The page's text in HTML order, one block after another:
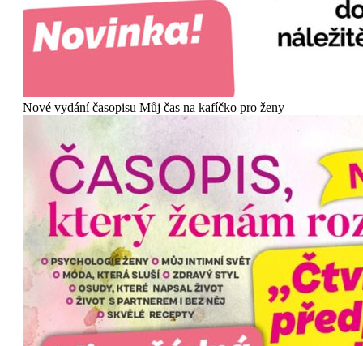
Nové vydání časopisu Můj čas na kafíčko pro ženy